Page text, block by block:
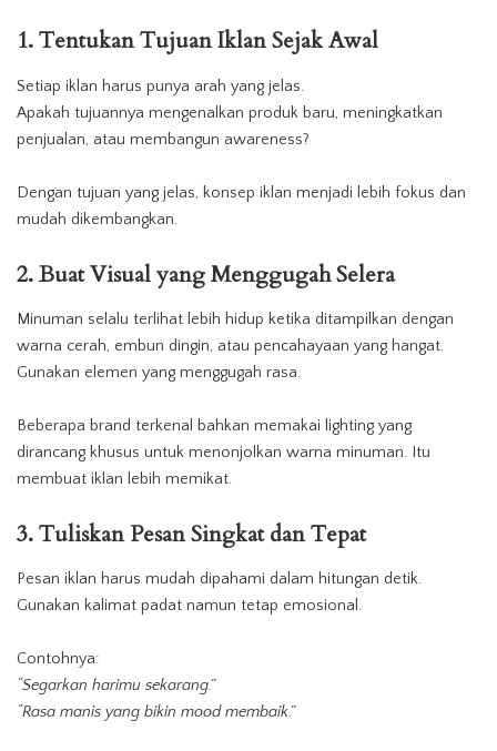
1. Tentukan Tujuan Iklan Sejak Awal
Setiap iklan harus punya arah yang jelas.
Apakah tujuannya mengenalkan produk baru, meningkatkan
penjualan, atau membangun awareness?
Dengan tujuan yang jelas, konsep iklan menjadi lebih fokus dan
mudah dikembangkan.
2. Buat Visual yang Menggugah Selera
Minuman selalu terlihat lebih hidup ketika ditampilkan dengan
warna cerah, embun dingin, atau pencahayaan yang hangat.
Gunakan elemen yang menggugah rasa.
Beberapa brand terkenal bahkan memakai lighting yang
dirancang khusus untuk menonjolkan warna minuman. Itu
membuat iklan lebih memikat.
3. Tuliskan Pesan Singkat dan Tepat
Pesan iklan harus mudah dipahami dalam hitungan detik.
Gunakan kalimat padat namun tetap emosional.
Contohnya:
“Segarkan harimu sekarang.”
“Rasa manis yang bikin mood membaik.”